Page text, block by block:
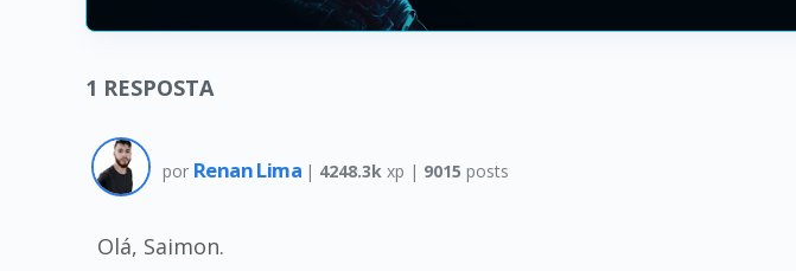
1 RESPOSTA
por Renan Lima | 4248.3k xp | 9015 posts
Olá, Saimon.